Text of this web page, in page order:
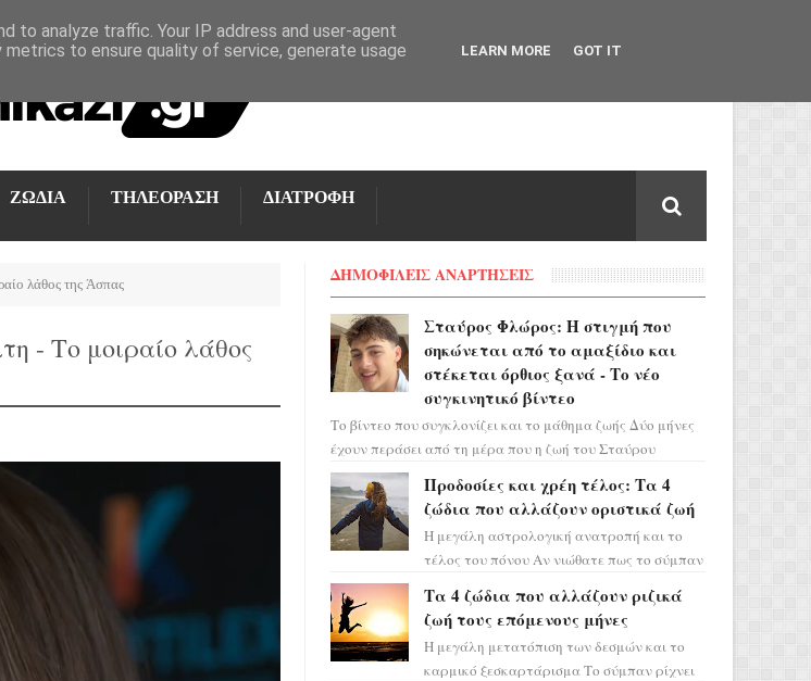
ΖΩΔΙΑ ΤΗΛΕΟΡΑΣΗ ΔΙΑΤΡΟΦΗ
λάθος της Άσπας
- Το μοιραίο λάθος
ΔΗΜΟΦΙΛΕΙΣ ΑΝΑΡΤΗΣΕΙΣ
Σταύρος Φλώρος: Η στιγμή που
σηκώνεται από το αμαξίδιο και
στέκεται όρθιος ξανά - Το νέο
συγκινητικό βίντεο
Το βίντεο που συγκλονίζει και το μάθημα ζωής Δύο μήνες
έχουν περάσει από τη μέρα που η ζωή του Σταύρου
Φλώρου άλλαξε για πάντα. Ο πρώην...
Προδοσίες και χρέη τέλος: Τα 4
ζώδια που αλλάζουν οριστικά ζωή
Η μεγάλη αστρολογική ανατροπή και το
τέλος του πόνου Αν νιώθατε πως το σύμπαν
πάρετε μια βαθιά α...
Τα 4 ζώδια που αλλάζουν ριζικά
ζωή τους επόμενους μήνες
Η μεγάλη μετατόπιση των δεσμών και το
καρμικό ξεσκαρτάρισμα Το σύμπαν ρίχνει
to analyze traffic. Your IP address and user-agent
to ensure quality of service, generate usage
LEARN MORE GOT IT